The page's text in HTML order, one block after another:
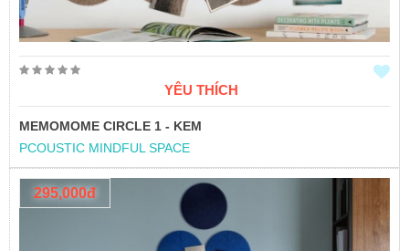
YÊU THÍCH
MEMOMOME CIRCLE 1 - KEM
PCOUSTIC MINDFUL SPACE
295,000đ